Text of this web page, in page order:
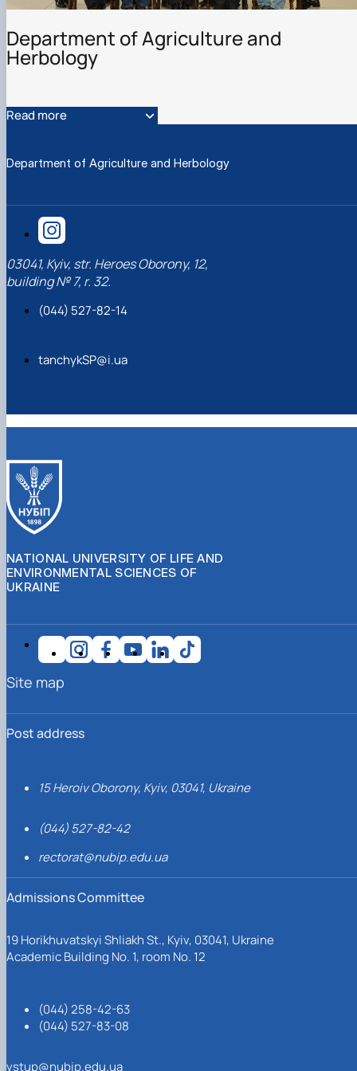
Department of Agriculture and
Herbology
Read more
Department of Agriculture and Herbology
03041, Kyiv, str. Heroes Oborony, 12,
building № 7, r. 32.
(044) 527-82-14
tanchykSP@i.ua
NATIONAL UNIVERSITY OF LIFE AND
ENVIRONMENTAL SCIENCES OF
UKRAINE
Post address
15 Heroiv Oborony, Kyiv, 03041, Ukraine
(044) 527-82-42
rectorat@nubip.edu.ua
Admissions Committee
19 Horikhuvatskyi Shliakh St., Kyiv, 03041, Ukraine
Academic Building No. 1, room No. 12
(044) 258-42-63
(044) 527-83-08
vstup@nubip.edu.ua
Site map